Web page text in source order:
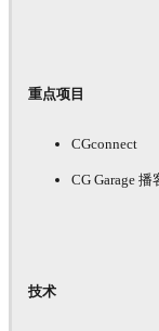
重点项目
CGconnect
CG Garage 播
技术